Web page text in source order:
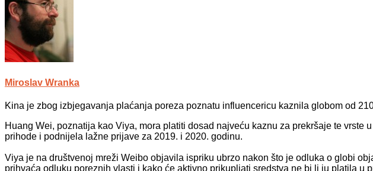
Miroslav Wranka
Kina je zbog izbjegavanja plaćanja poreza poznatu influencericu kaznila globom od
Huang Wei, poznatija kao Viya, mora platiti dosad najveću kaznu za prekršaje te vrste
prihode i podnijela lažne prijave za 2019. i 2020. godinu.
Viya je na društvenoj mreži Weibo objavila ispriku ubrzo nakon što je odluka o globi
prihvaća odluku poreznih vlasti i kako će aktivno prikupljati sredstva ne bi li ju platila u